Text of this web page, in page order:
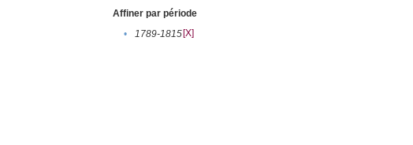
Affiner par période
•
1789-1815[X]